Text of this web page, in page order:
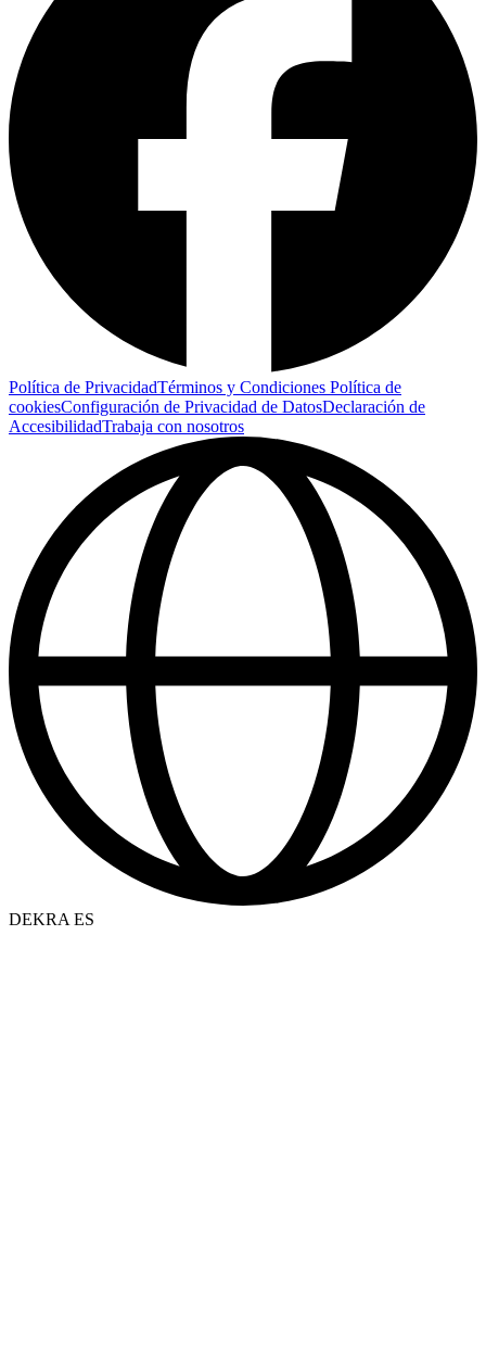
Política de PrivacidadTérminos y Condiciones Política de
cookiesConfiguración de Privacidad de DatosDeclaración de
AccesibilidadTrabaja con nosotros
DEKRA ES